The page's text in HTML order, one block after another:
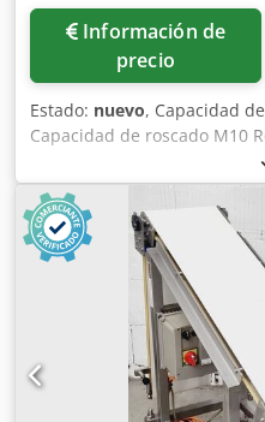
Información de
precio
Estado: nuevo, Capacidad
Capacidad de roscado M10
Husillo corto MK2 Saliente
Mesa de la máquina -
máxima en la mesa 45 kg
1.250/350-3.000 rpm
Dimensiones de la máquina
aproximado de la máquina
Indicador digital de
máquina - Regulación
mediante convertidor de
inclinable +/- 45 grados -
inmediato - Mesa de taladro